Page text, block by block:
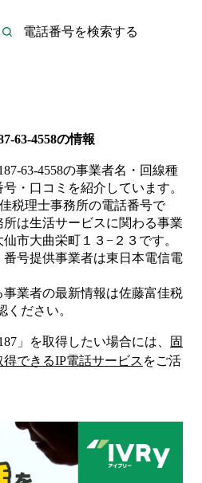
63-4558の情報
63-4558の事業者名・回線種
・口コミを紹介しています。
税理士事務所の電話番号で
所は生活サービスに関わる事業
市大曲栄町１３−２３ です。
番号提供事業者は東日本電信電
業者の最新情報は佐藤富佳税
ください。
」を取得したい場合には、
固
得できるIP電話サービス をご活